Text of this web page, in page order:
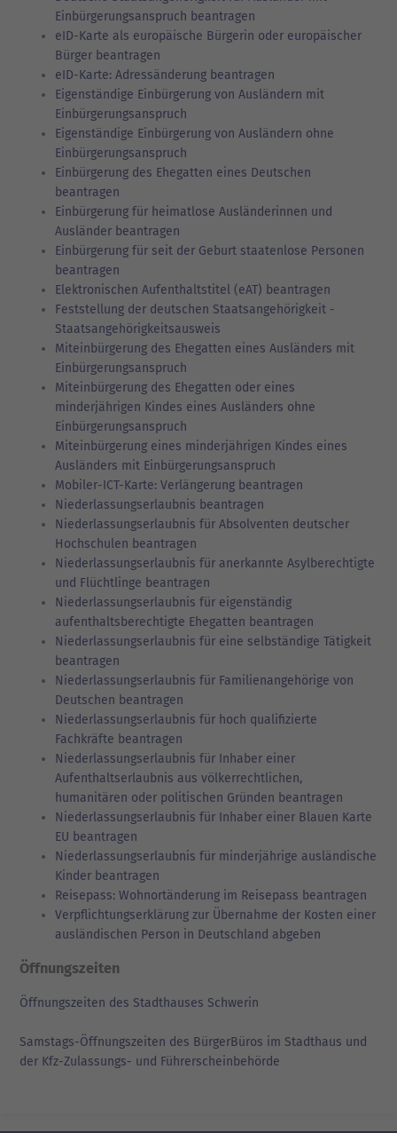
Einbürgerungsanspruch beantragen
eID-Karte als europäische Bürgerin oder europäischer
Bürger beantragen
eID-Karte: Adressänderung beantragen
Eigenständige Einbürgerung von Ausländern mit
Einbürgerungsanspruch
Eigenständige Einbürgerung von Ausländern ohne
Einbürgerungsanspruch
Einbürgerung des Ehegatten eines Deutschen
beantragen
Einbürgerung für heimatlose Ausländerinnen und
Ausländer beantragen
Einbürgerung für seit der Geburt staatenlose Personen
beantragen
Elektronischen Aufenthaltstitel (eAT) beantragen
Feststellung der deutschen Staatsangehörigkeit -
Staatsangehörigkeitsausweis
Miteinbürgerung des Ehegatten eines Ausländers mit
Einbürgerungsanspruch
Miteinbürgerung des Ehegatten oder eines
minderjährigen Kindes eines Ausländers ohne
Einbürgerungsanspruch
Miteinbürgerung eines minderjährigen Kindes eines
Ausländers mit Einbürgerungsanspruch
Mobiler-ICT-Karte: Verlängerung beantragen
Niederlassungserlaubnis beantragen
Niederlassungserlaubnis für Absolventen deutscher
Hochschulen beantragen
Niederlassungserlaubnis für anerkannte Asylberechtigte
und Flüchtlinge beantragen
Niederlassungserlaubnis für eigenständig
aufenthaltsberechtigte Ehegatten beantragen
Niederlassungserlaubnis für eine selbständige Tätigkeit
beantragen
Niederlassungserlaubnis für Familienangehörige von
Deutschen beantragen
Niederlassungserlaubnis für hoch qualifizierte
Fachkräfte beantragen
Niederlassungserlaubnis für Inhaber einer
Aufenthaltserlaubnis aus völkerrechtlichen,
humanitären oder politischen Gründen beantragen
Niederlassungserlaubnis für Inhaber einer Blauen Karte
EU beantragen
Niederlassungserlaubnis für minderjährige ausländische
Kinder beantragen
Reisepass: Wohnortänderung im Reisepass beantragen
Verpflichtungserklärung zur Übernahme der Kosten einer
ausländischen Person in Deutschland abgeben
Öffnungszeiten
Öffnungszeiten des Stadthauses Schwerin
Samstags-Öffnungszeiten des BürgerBüros im Stadthaus und
der Kfz-Zulassungs- und Führerscheinbehörde